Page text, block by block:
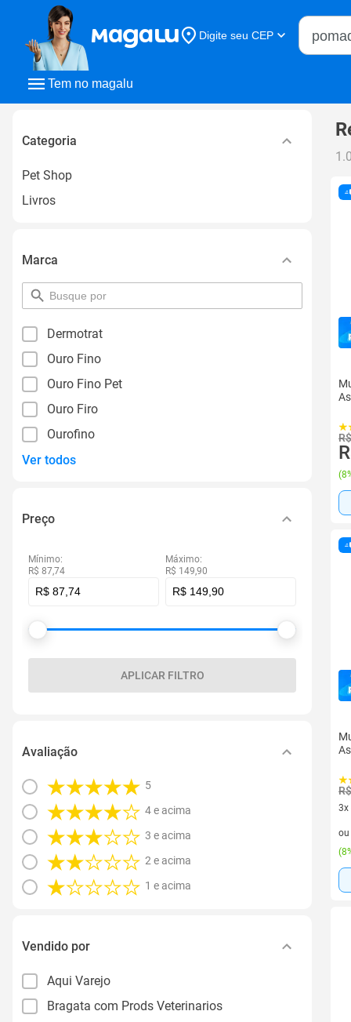
Tem no magalu
Digite seu CEP
Buscar
Categoria
Pet Shop
Livros
Marca
pesquisar
por
Dermotrat
Ouro Fino
Ouro Fino Pet
Ouro Firo
Ourofino
Ver todos
Preço
Mínimo:
R$ 87,74
Máximo:
R$ 149,90
APLICAR FILTRO
Avaliação
5
4 e acima
3 e acima
2 e acima
1 e acima
Vendido por
Aqui Varejo
Bragata com Prods Veterinarios
(
3x
3
ou
(